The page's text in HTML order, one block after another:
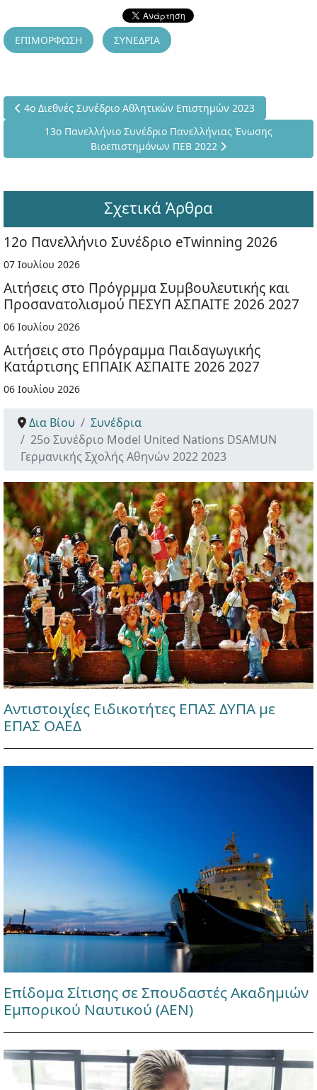
ΕΠΙΜΟΡΦΩΣΗ ΣΥΝΕΔΡΙΑ
Προηγούμενο άρθρο: 4ο Διεθνές Συνέδριο Αθλητικών
4ο Διεθνές Συνέδριο Αθλητικών Επιστημών 2023
Επόμενο άρθρο: 13ο Πανελλήνιο Συνέδριο
13ο Πανελλήνιο Συνέδριο Πανελλήνιας Ένωσης
Βιοεπιστημόνων ΠΕΒ 2022
Σχετικά Άρθρα
12ο Πανελλήνιο Συνέδριο eTwinning 2026
07 Ιουλίου 2026
Αιτήσεις στο Πρόγρμμα Συμβουλευτικής και
Προσανατολισμού ΠΕΣΥΠ ΑΣΠΑΙΤΕ 2026 2027
06 Ιουλίου 2026
Αιτήσεις στο Πρόγραμμα Παιδαγωγικής
Κατάρτισης ΕΠΠΑΙΚ ΑΣΠΑΙΤΕ 2026 2027
06 Ιουλίου 2026
Δια Βίου
Συνέδρια
25ο Συνέδριο Model United Nations DSAMUN
Γερμανικής Σχολής Αθηνών 2022 2023
Αντιστοιχίες Ειδικοτήτες ΕΠΑΣ ΔΥΠΑ με
ΕΠΑΣ ΟΑΕΔ
Επίδομα Σίτισης σε Σπουδαστές Ακαδημιών
Εμπορικού Ναυτικού (ΑΕΝ)